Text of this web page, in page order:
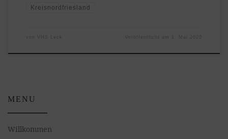
Kreisnordfriesland
MENU
Willkommen